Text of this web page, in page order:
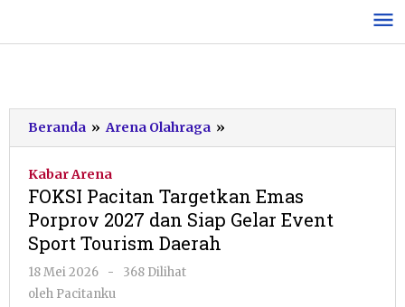
konten
Beranda » Arena Olahraga »
Pacitan
Porprov
2027
Kabar Arena
FOKSI Pacitan Targetkan Emas
Porprov 2027 dan Siap Gelar Event
Sport Tourism Daerah
18 Mei 2026
oleh
Pacitanku
-
368 Dilihat
oleh Pacitanku